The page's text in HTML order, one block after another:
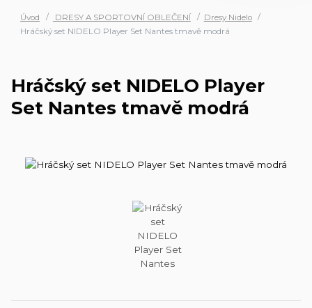
Úvod DRESY A SPORTOVNÍ OBLEČENÍ
Dresy Nidelo
Hráčský set NIDELO Player Set Nantes tmavě modrá
Hráčský set NIDELO Player
Set Nantes tmavě modrá